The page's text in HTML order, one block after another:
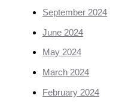
September 2024
June 2024
May 2024
March 2024
February 2024